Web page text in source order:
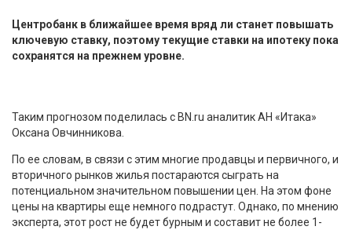
Центробанк в ближайшее время вряд ли станет повышать
ключевую ставку, поэтому текущие ставки на ипотеку пока
сохранятся на прежнем уровне.
Таким прогнозом поделилась с BN.ru аналитик АН «Итака»
Оксана Овчинникова.
По ее словам, в связи с этим многие продавцы и первичного, и
вторичного рынков жилья постараются сыграть на
потенциальном значительном повышении цен. На этом фоне
цены на квартиры еще немного подрастут. Однако, по мнению
эксперта, этот рост не будет бурным и составит не более 1-